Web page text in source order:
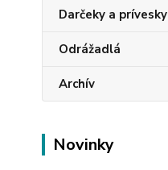
Darčeky a prívesky
Odrážadlá
Archív
Novinky